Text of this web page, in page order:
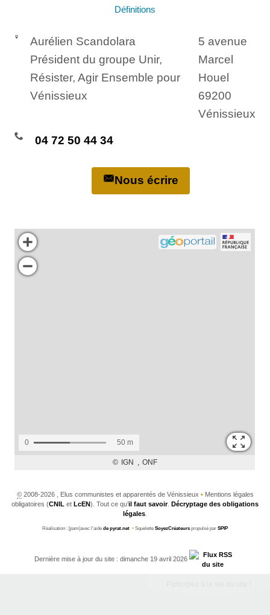
Définitions
Aurélien Scandolara
Président du groupe Unir,
Résister, Agir Ensemble pour
Vénissieux
5 avenue
Marcel
Houel
69200
Vénissieux
04 72 50 44 34
Nous écrire
©2008-2026 , Elus communistes et apparentés de Vénissieux •Mentions légales
obligatoires (CNIL et LcEN). Tout ce qu’il faut savoir. Décryptage des obligations
légales
Réalisation : [pam|avec l’aide de pyrat.net • Squelette SoyezCréateurs propulsé par SPIP
Dernière mise à jour du site : dimanche 19 avril 2026